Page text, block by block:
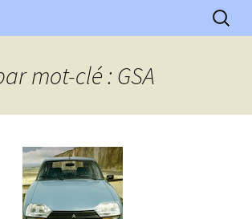
Ancienne
: articles, historiques
mot-clé : GSA